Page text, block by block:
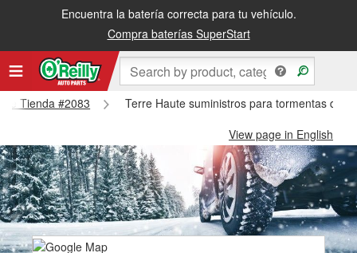
Encuentra la batería correcta para tu vehículo.
Compra baterías SuperStart
Tienda #2083
Terre Haute suministros para tormentas de
View page in English